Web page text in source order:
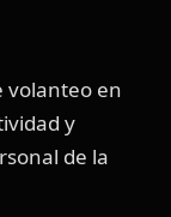
volanteo en
y
de la